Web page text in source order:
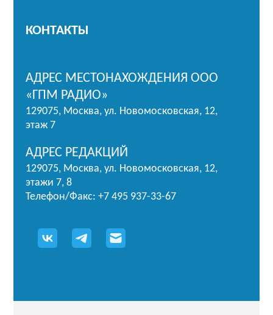
КОНТАКТЫ
АДРЕС МЕСТОНАХОЖДЕНИЯ ООО
«ГПМ РАДИО»
129075, Москва, ул. Новомосковская, 12,
этаж 7
АДРЕС РЕДАКЦИЙ
129075, Москва, ул. Новомосковская, 12,
этажи 7, 8
Телефон/Факс: +7 495 937-33-67